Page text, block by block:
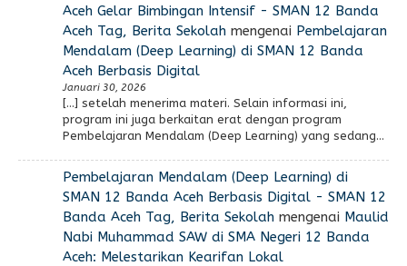
Aceh Gelar Bimbingan Intensif - SMAN 12 Banda
Aceh Tag, Berita Sekolahmengenai Pembelajaran
Mendalam (Deep Learning) di SMAN 12 Banda
Aceh Berbasis Digital
Januari 30, 2026
[…] setelah menerima materi. Selain informasi ini,
program ini juga berkaitan erat dengan program
Pembelajaran Mendalam (Deep Learning) yang sedang…
Pembelajaran Mendalam (Deep Learning) di
SMAN 12 Banda Aceh Berbasis Digital - SMAN 12
Banda Aceh Tag, Berita Sekolahmengenai Maulid
Nabi Muhammad SAW di SMA Negeri 12 Banda
Aceh: Melestarikan Kearifan Lokal